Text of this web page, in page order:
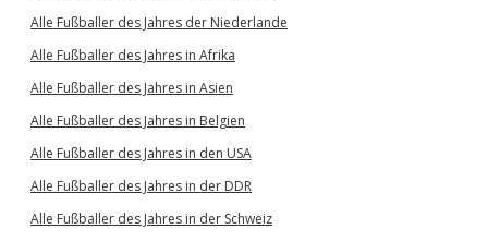
Alle Fußballer des Jahres der Niederlande
Alle Fußballer des Jahres in Afrika
Alle Fußballer des Jahres in Asien
Alle Fußballer des Jahres in Belgien
Alle Fußballer des Jahres in den USA
Alle Fußballer des Jahres in der DDR
Alle Fußballer des Jahres in der Schweiz